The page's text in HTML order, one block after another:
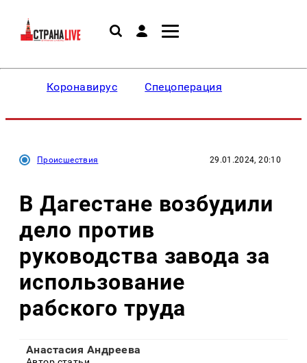
Коронавирус Спецоперация
Происшествия 29.01.2024, 20:10
В Дагестане возбудили
дело против
руководства завода за
использование
рабского труда
Анастасия Андреева